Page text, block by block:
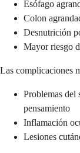
Esófago
Colon
Desnutrición
Mayor riesgo
Las complicaciones
Problemas del
pensamiento
Inflamación
Lesiones